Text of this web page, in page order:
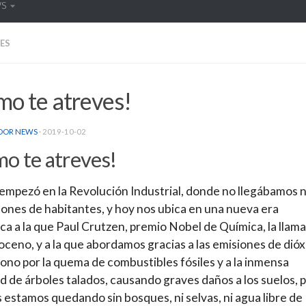
te atreves!
NEWS · 2019-10-02
te atreves!
en la Revolución Industrial, donde no llegábamos
de habitantes, y hoy nos ubica en una nueva era
a la que Paul Crutzen, premio Nobel de Química, la llama
y a la que abordamos gracias a las emisiones de
por la quema de combustibles fósiles y a la inmensa
de árboles talados, causando graves daños a los suelos,
estamos quedando sin bosques, ni selvas, ni agua libre de